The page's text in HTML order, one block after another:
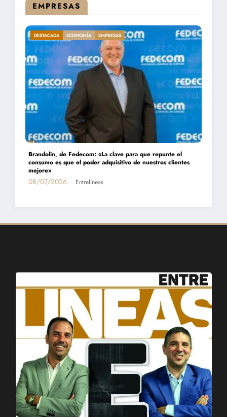
EMPRESAS
DESTACADA ECONOMÍA EMPRESAS
Daniel Montamat: «Todavía pagamos el costo del populismo
energético con los cortes de gas»
01/07/2026 Entrelíneas